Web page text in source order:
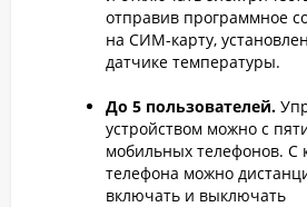
отправив программное
на СИМ-карту,
датчике температуры.
До 5 пользователей.
устройством можно с
мобильных телефонов. С
телефона можно
включать и выключать